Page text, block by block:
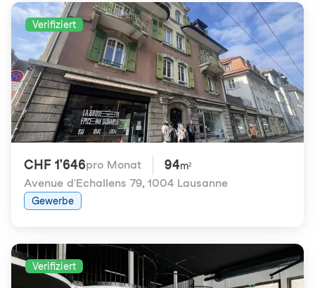
Verifiziert
CHF 1'646pro Monat 94m²
Avenue d'Echallens 79, 1004 Lausanne
Gewerbe
Verifiziert